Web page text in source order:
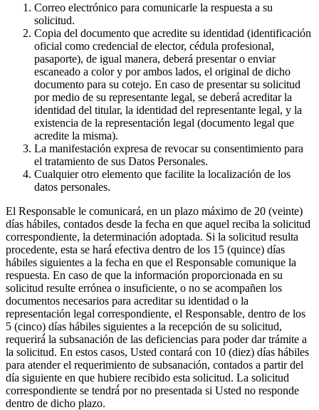
Correo electrónico para comunicarle la respuesta a su
solicitud.
Copia del documento que acredite su identidad (identificación
oficial como credencial de elector, cédula profesional,
pasaporte), de igual manera, deberá presentar o enviar
escaneado a color y por ambos lados, el original de dicho
documento para su cotejo. En caso de presentar su solicitud
por medio de su representante legal, se deberá acreditar la
identidad del titular, la identidad del representante legal, y la
existencia de la representación legal (documento legal que
acredite la misma).
La manifestación expresa de revocar su consentimiento para
el tratamiento de sus Datos Personales.
Cualquier otro elemento que facilite la localización de los
datos personales.
El Responsable le comunicará, en un plazo máximo de 20 (veinte)
días hábiles, contados desde la fecha en que aquel reciba la solicitud
correspondiente, la determinación adoptada. Si la solicitud resulta
procedente, esta se hará́ efectiva dentro de los 15 (quince) días
hábiles siguientes a la fecha en que el Responsable comunique la
respuesta. En caso de que la información proporcionada en su
solicitud resulte errónea o insuficiente, o no se acompañen los
documentos necesarios para acreditar su identidad o la
representación legal correspondiente, el Responsable, dentro de los
5 (cinco) días hábiles siguientes a la recepción de su solicitud,
requerirá́ la subsanación de las deficiencias para poder dar trámite a
la solicitud. En estos casos, Usted contará con 10 (diez) días hábiles
para atender el requerimiento de subsanación, contados a partir del
día siguiente en que hubiere recibido esta solicitud. La solicitud
correspondiente se tendrá́ por no presentada si Usted no responde
dentro de dicho plazo.